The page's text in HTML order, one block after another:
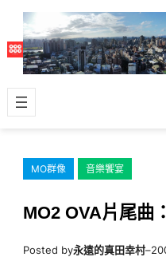
主
容
MO群像 音樂饗宴
MO2 OVA片尾曲
Posted by永遠的真田幸村–